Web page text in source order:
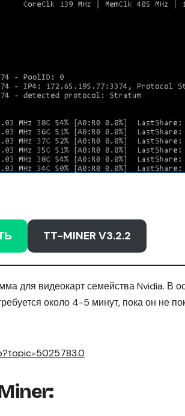
TT-MINER V3.2.2
для видеокарт семейства Nvidia. В
около 4-5 минут, пока он не
: